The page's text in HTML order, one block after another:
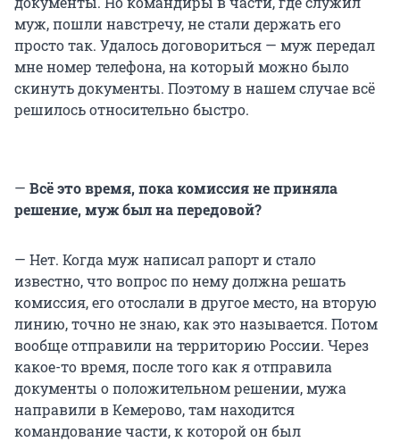
муж, пошли навстречу, не стали держать его
просто так. Удалось договориться — муж передал
мне номер телефона, на который можно было
скинуть документы. Поэтому в нашем случае всё
решилось относительно быстро.
— Всё это время, пока комиссия не приняла
решение, муж был на передовой?
— Нет. Когда муж написал рапорт и стало
известно, что вопрос по нему должна решать
комиссия, его отослали в другое место, на вторую
линию, точно не знаю, как это называется. Потом
вообще отправили на территорию России. Через
какое-то время, после того как я отправила
документы о положительном решении, мужа
направили в Кемерово, там находится
командование части, к которой он был